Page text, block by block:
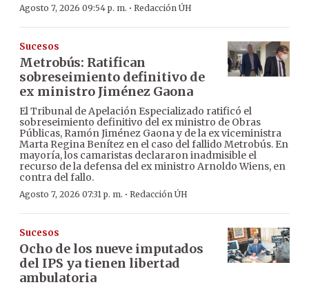
Agosto 7, 2026 09:54 p. m. · Redacción ÚH
Sucesos
Metrobús: Ratifican
sobreseimiento definitivo de
ex ministro Jiménez Gaona
El Tribunal de Apelación Especializado ratificó el
sobreseimiento definitivo del ex ministro de Obras
Públicas, Ramón Jiménez Gaona y de la ex viceministra
Marta Regina Benítez en el caso del fallido Metrobús. En
mayoría, los camaristas declararon inadmisible el
recurso de la defensa del ex ministro Arnoldo Wiens, en
contra del fallo.
Agosto 7, 2026 07:31 p. m. · Redacción ÚH
Sucesos
Ocho de los nueve imputados
del IPS ya tienen libertad
ambulatoria